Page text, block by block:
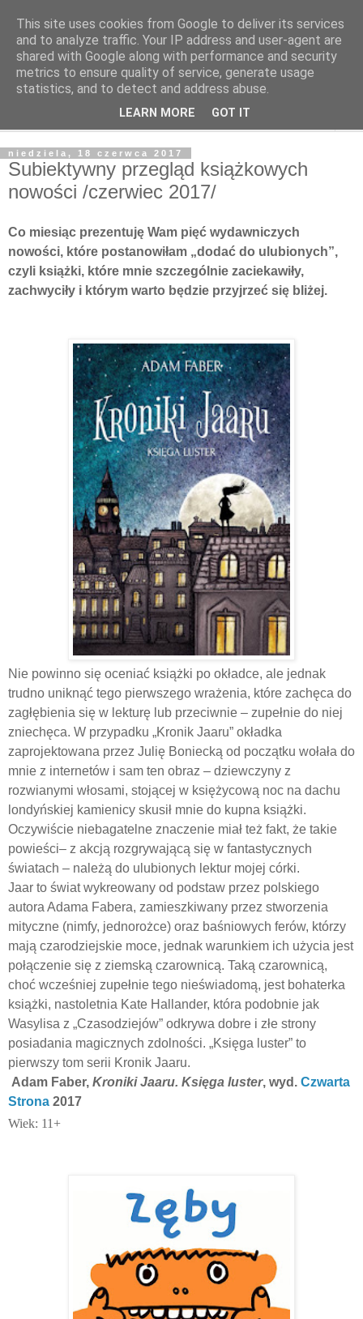
Poczytaj dziecku
BLOG O KSIĄŻKACH DLA DZIECI I MŁODZIEŻY
niedziela, 18 czerwca 2017
Subiektywny przegląd książkowych
nowości /czerwiec 2017/
Co miesiąc prezentuję Wam pięć wydawniczych
nowości, które postanowiłam „dodać do ulubionych”,
czyli książki, które mnie szczególnie zaciekawiły,
zachwyciły i którym warto będzie przyjrzeć się bliżej.
Nie powinno się oceniać książki po okładce, ale jednak
trudno uniknąć tego pierwszego wrażenia, które zachęca do
zagłębienia się w lekturę lub przeciwnie – zupełnie do niej
zniechęca. W przypadku „Kronik Jaaru” okładka
zaprojektowana przez Julię Boniecką od początku wołała do
mnie z internetów i sam ten obraz – dziewczyny z
rozwianymi włosami, stojącej w księżycową noc na dachu
londyńskiej kamienicy skusił mnie do kupna książki.
Oczywiście niebagatelne znaczenie miał też fakt, że takie
powieści– z akcją rozgrywającą się w fantastycznych
światach – należą do ulubionych lektur mojej córki.
Jaar to świat wykreowany od podstaw przez polskiego
autora Adama Fabera, zamieszkiwany przez stworzenia
mityczne (nimfy, jednorożce) oraz baśniowych ferów, którzy
mają czarodziejskie moce, jednak warunkiem ich użycia jest
połączenie się z ziemską czarownicą. Taką czarownicą,
choć wcześniej zupełnie tego nieświadomą, jest bohaterka
książki, nastoletnia Kate Hallander, która podobnie jak
Wasylisa z „Czasodziejów” odkrywa dobre i złe strony
posiadania magicznych zdolności. „Księga luster” to
pierwszy tom serii Kronik Jaaru.
Adam Faber, Kroniki Jaaru. Księga luster, wyd. Czwarta
Strona 2017
Wiek: 11+
This site uses cookies from Google to deliver its services
and to analyze traffic. Your IP address and user-agent are
shared with Google along with performance and security
metrics to ensure quality of service, generate usage
statistics, and to detect and address abuse.
LEARN MORE GOT IT